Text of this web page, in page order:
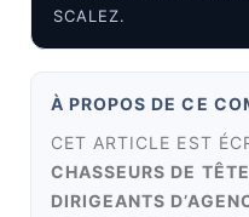
SCALEZ.
À PROPOS DE CE
CET ARTICLE EST
CHASSEURS DE
DIRIGEANTS